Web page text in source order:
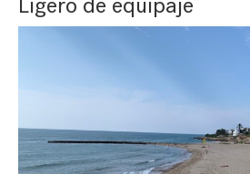
Ligero de equipaje